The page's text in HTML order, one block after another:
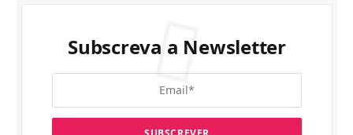
Subscreva a Newsletter